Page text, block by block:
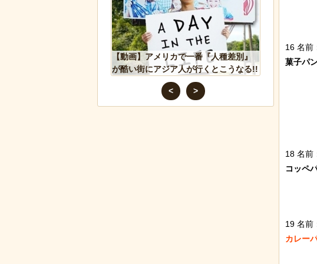
16 名前
菓子パ
18 名前
コッペ
19 名前
カレー
【動画】アメリカで一番『人種差別』
が酷い街にアジア人が行くとこうなる!!
石を卵と
トウワシ
< >